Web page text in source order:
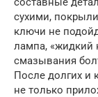
сухими,
ключи не
лампа, «жидкий
смазывания
После долгих и
не только